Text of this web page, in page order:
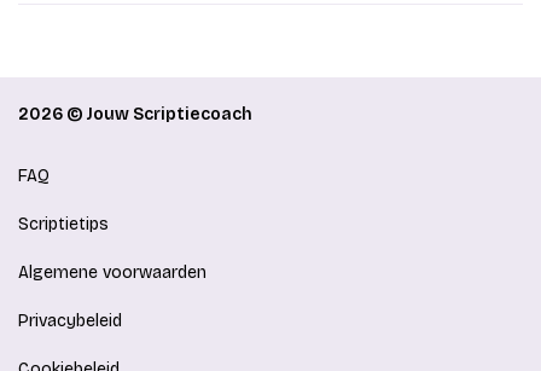
2026 © Jouw Scriptiecoach
FAQ
Scriptietips
Algemene voorwaarden
Privacybeleid